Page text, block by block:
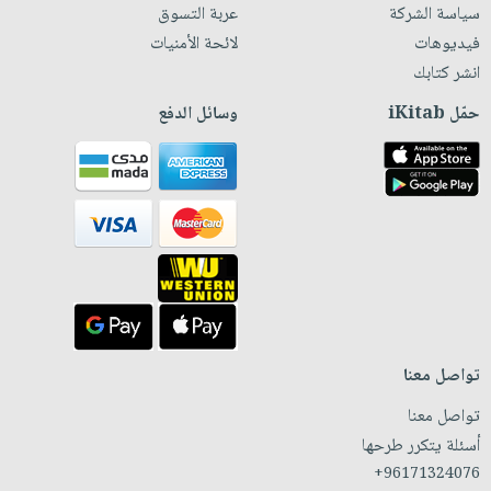
سياسة الشركة
فيديوهات
انشر كتابك
عربة التسوق
لائحة الأمنيات
حمّل iKitab وسائل الدفع
تواصل معنا
تواصل معنا
أسئلة يتكرر طرحها
+96171324076